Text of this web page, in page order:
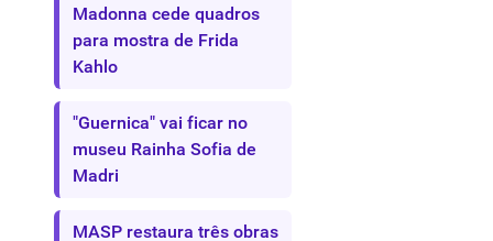
Madonna cede quadros
para mostra de Frida
Kahlo
"Guernica" vai ficar no
museu Rainha Sofia de
Madri
MASP restaura três obras